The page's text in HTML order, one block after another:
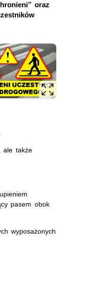
oraz
ale także
pasem obok
wyposażonych